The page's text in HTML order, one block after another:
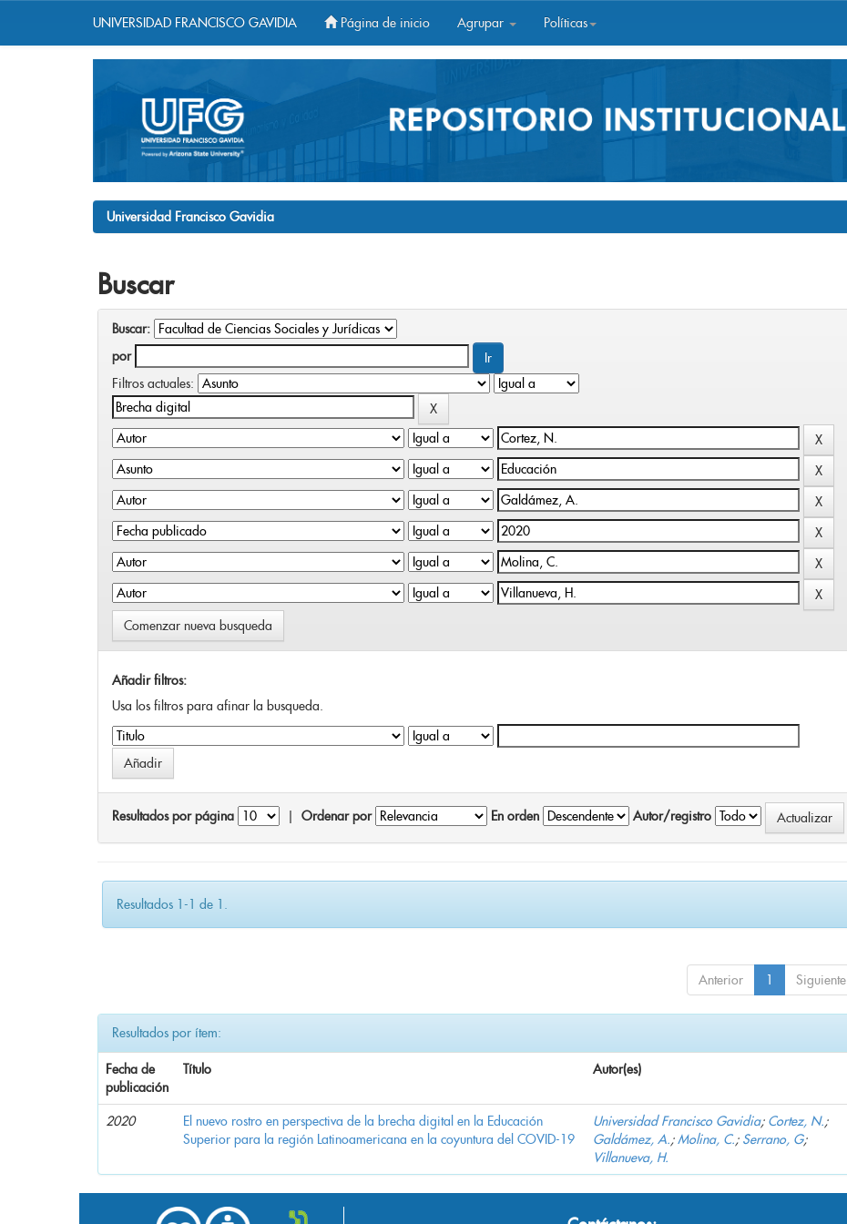
UNIVERSIDAD FRANCISCO GAVIDIA Página de inicio Agrupar Políticas
Universidad Francisco Gavidia
Buscar
Buscar:
por
Filtros actuales:
Comenzar nueva busqueda
Añadir filtros:
Usa los filtros para afinar la busqueda.
Resultados por página Ordenar por En orden Autor/registro
Resultados 1-1 de 1.
Anterior 1 Siguiente
Resultados por ítem:
Fecha de
publicación
Título Autor(es)
2020
El nuevo rostro en perspectiva de la brecha digital en la Educación
Superior para la región Latinoamericana en la coyuntura del COVID-19
Universidad Francisco Gavidia; Cortez, N.;
Galdámez, A.;Molina, C.; Serrano, G;
Villanueva, H.